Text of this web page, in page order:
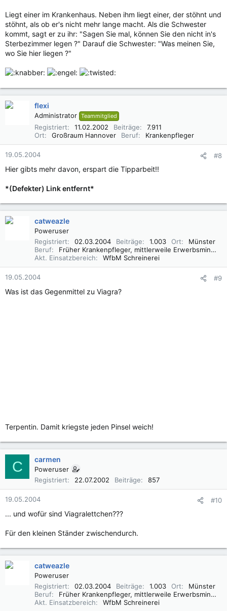
Liegt einer im Krankenhaus. Neben ihm liegt einer, der stöhnt und
stöhnt, als ob er's nicht mehr lange macht. Als die Schwester
kommt, sagt er zu ihr: "Sagen Sie mal, können Sie den nicht in's
Sterbezimmer legen ?" Darauf die Schwester: "Was meinen Sie,
wo Sie hier liegen ?"
flexi
Administrator Teammitglied
Registriert 11.02.2002 Beiträge
7.911
Ort
Großraum Hannover Beruf Krankenpfleger
19.05.2004 #8
Hier gibts mehr davon, erspart die Tipparbeit!!
*(Defekter) Link entfernt*
catweazle
Poweruser
Registriert
02.03.2004 Beiträge 1.003 Ort
Münster
Beruf
Früher Krankenpfleger, mittlerweile Erwerbsminderungsrentner
Akt. Einsatzbereich
WfbM Schreinerei
19.05.2004 #9
Was ist das Gegenmittel zu Viagra?
Terpentin. Damit kriegste jeden Pinsel weich!
C carmen
Poweruser
Registriert
22.07.2002 Beiträge 857
19.05.2004 #10
... und wofür sind Viagralettchen???
Für den kleinen Ständer zwischendurch.
catweazle
Poweruser
Registriert
02.03.2004 Beiträge 1.003 Ort
Münster
Beruf
Früher Krankenpfleger, mittlerweile Erwerbsminderungsrentner
Akt. Einsatzbereich
WfbM Schreinerei